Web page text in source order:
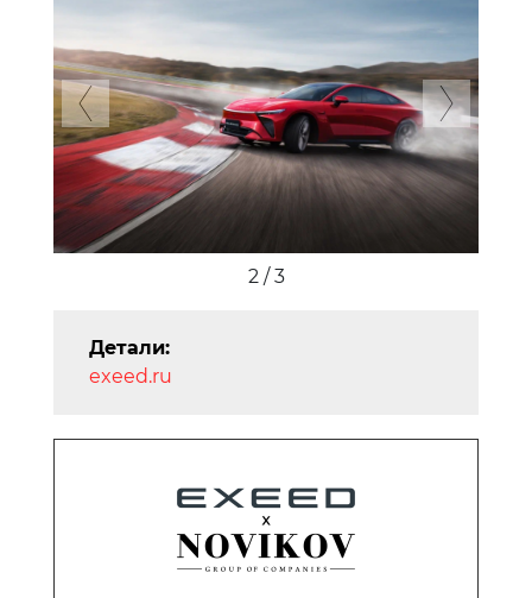
Previous Next
2 / 3
Детали:
exeed.ru